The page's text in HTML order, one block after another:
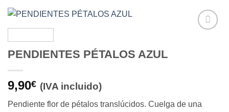
PENDIENTES PÉTALOS AZUL
9,90€ (IVA incluido)
Pendiente flor de pétalos translúcidos. Cuelga de una